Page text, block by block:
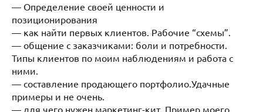
— Определение своей ценности и
позиционирования
— как найти первых клиентов. Рабочие “схемы”.
— общение с заказчиками: боли и потребности.
Типы клиентов по моим наблюдениям и работа с
ними.
— составление продающего портфолио.Удачные
примеры и не очень.
— для чего нужен маркетинг-кит. Пример моего